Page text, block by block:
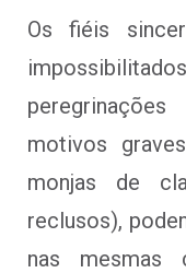
Os fiéis
motivos
monjas de
reclusos),
nas mesmas